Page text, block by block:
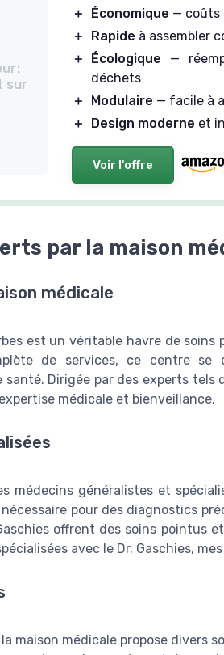
sur
＋ Économique — coûts
＋
Rapide à assembler
＋
Écologique —
déchets
＋
Modulaire — facile à
＋
Design moderne et
Voir l'offre
par la maison
médicale
est un véritable havre de
de services, ce centre se
santé. Dirigée par des experts
médicale et bienveillance.
médecins généralistes et
pour des diagnostics
offrent des soins pointus
avec le Dr. Gaschies,
maison médicale propose divers